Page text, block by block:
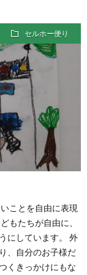
セルホー便り
ことを自由に表現
もたちが自由に、
にしています。 外
、自分のお子様だ
くきっかけにもな